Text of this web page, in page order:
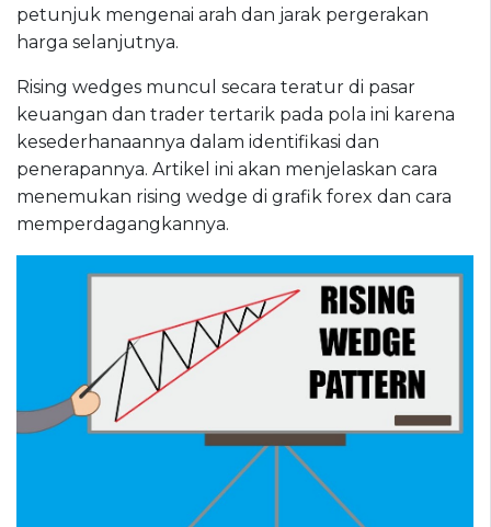
petunjuk mengenai arah dan jarak pergerakan
harga selanjutnya.
Rising wedges muncul secara teratur di pasar
keuangan dan trader tertarik pada pola ini karena
kesederhanaannya dalam identifikasi dan
penerapannya. Artikel ini akan menjelaskan cara
menemukan rising wedge di grafik forex dan cara
memperdagangkannya.